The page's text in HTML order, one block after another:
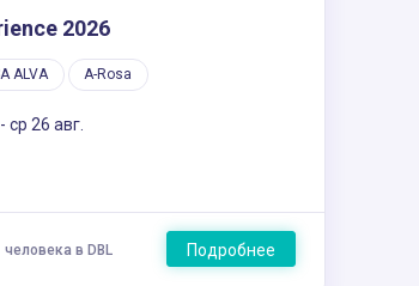
2026
ALVA A-Rosa
ср 26 авг.
человека в DBL Подробнее